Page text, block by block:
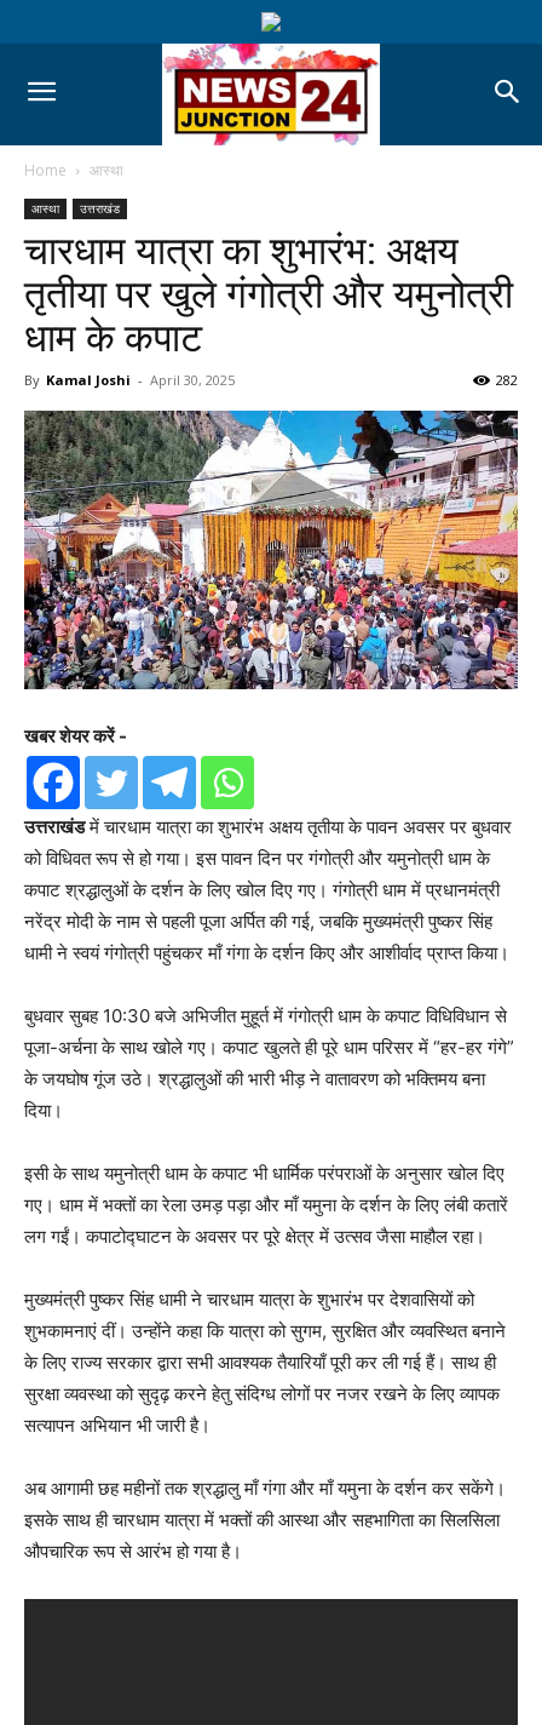
Home आस्था
आस्था उत्तराखंड
चारधाम यात्रा का शुभारंभ: अक्षय
तृतीया पर खुले गंगोत्री और यमुनोत्री
धाम के कपाट
By Kamal Joshi - April 30, 2025 282
खबर शेयर करें -
उत्तराखंडमें चारधाम यात्रा का शुभारंभ अक्षय तृतीया के पावन अवसर पर बुधवार
को विधिवत रूप से हो गया। इस पावन दिन पर गंगोत्री और यमुनोत्री धाम के
कपाट श्रद्धालुओं के दर्शन के लिए खोल दिए गए। गंगोत्री धाम में प्रधानमंत्री
नरेंद्र मोदी के नाम से पहली पूजा अर्पित की गई, जबकि मुख्यमंत्री पुष्कर सिंह
धामी ने स्वयं गंगोत्री पहुंचकर माँ गंगा के दर्शन किए और आशीर्वाद प्राप्त किया।
बुधवार सुबह 10:30 बजे अभिजीत मुहूर्त में गंगोत्री धाम के कपाट विधिविधान से
पूजा-अर्चना के साथ खोले गए। कपाट खुलते ही पूरे धाम परिसर में “हर-हर गंगे”
के जयघोष गूंज उठे। श्रद्धालुओं की भारी भीड़ ने वातावरण को भक्तिमय बना
दिया।
इसी के साथ यमुनोत्री धाम के कपाट भी धार्मिक परंपराओं के अनुसार खोल दिए
गए। धाम में भक्तों का रेला उमड़ पड़ा और माँ यमुना के दर्शन के लिए लंबी कतारें
लग गईं। कपाटोद्घाटन के अवसर पर पूरे क्षेत्र में उत्सव जैसा माहौल रहा।
मुख्यमंत्री पुष्कर सिंह धामी ने चारधाम यात्रा के शुभारंभ पर देशवासियों को
शुभकामनाएं दीं। उन्होंने कहा कि यात्रा को सुगम, सुरक्षित और व्यवस्थित बनाने
के लिए राज्य सरकार द्वारा सभी आवश्यक तैयारियाँ पूरी कर ली गई हैं। साथ ही
सुरक्षा व्यवस्था को सुदृढ़ करने हेतु संदिग्ध लोगों पर नजर रखने के लिए व्यापक
सत्यापन अभियान भी जारी है।
अब आगामी छह महीनों तक श्रद्धालु माँ गंगा और माँ यमुना के दर्शन कर सकेंगे।
इसके साथ ही चारधाम यात्रा में भक्तों की आस्था और सहभागिता का सिलसिला
औपचारिक रूप से आरंभ हो गया है।